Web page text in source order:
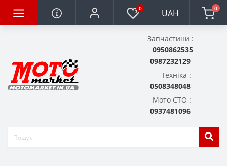
0 UAH 0
Запчастини :
0950862535
0987232129
Техніка :
0508348048
Мото СТО :
0937481096